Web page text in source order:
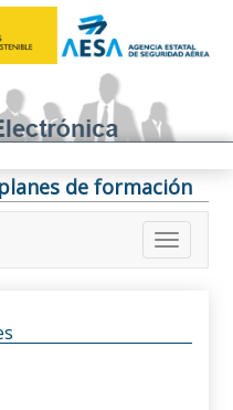
de formación